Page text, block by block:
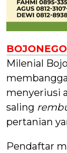
Milenial
menyeriusi
saling
pertanian
Pendaftar